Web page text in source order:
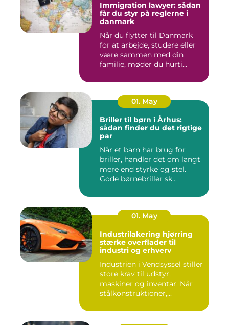
Immigration lawyer: sådan
får du styr på reglerne i
danmark
Når du flytter til Danmark
for at arbejde, studere eller
være sammen med din
familie, møder du hurti...
01. May
Briller til børn i Århus:
sådan finder du det rigtige
par
Når et barn har brug for
briller, handler det om langt
mere end styrke og stel.
Gode børnebriller sk...
01. May
Industrilakering hjørring
stærke overflader til
industri og erhverv
Industrien i Vendsyssel stiller
store krav til udstyr,
maskiner og inventar. Når
stålkonstruktioner,...